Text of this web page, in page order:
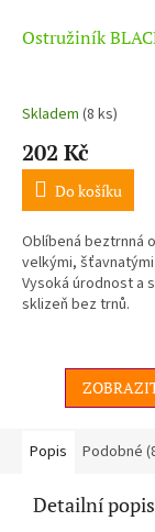
Ostružiník
Skladem (8 ks)
202 Kč
Do košíku
Oblíbená beztrnná
velkými,
Vysoká úrodnost a
sklizeň bez trnů.
Popis Podobné
Detailní